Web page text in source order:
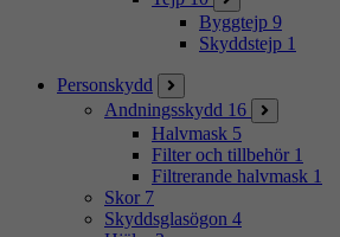
Byggtejp 9
Skyddstejp 1
Personskydd
Andningsskydd 16
Halvmask 5
Filter och tillbehör 1
Filtrerande halvmask 1
Skor 7
Skyddsglasögon 4